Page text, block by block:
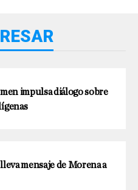
impulsa diálogo sobre
mensaje de Morena a